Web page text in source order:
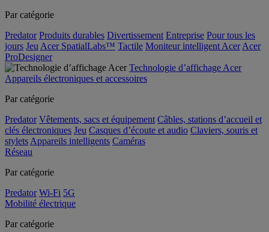
Par catégorie
Predator Produits durables Divertissement Entreprise Pour tous les
jours Jeu Acer SpatialLabs™ Tactile Moniteur intelligent Acer Acer
ProDesigner
Technologie d’affichage Acer
Appareils électroniques et accessoires
Par catégorie
Predator Vêtements, sacs et équipement Câbles, stations d’accueil et
clés électroniques Jeu Casques d’écoute et audio Claviers, souris et
stylets Appareils intelligents Caméras
Réseau
Par catégorie
Predator Wi-Fi 5G
Mobilité électrique
Par catégorie